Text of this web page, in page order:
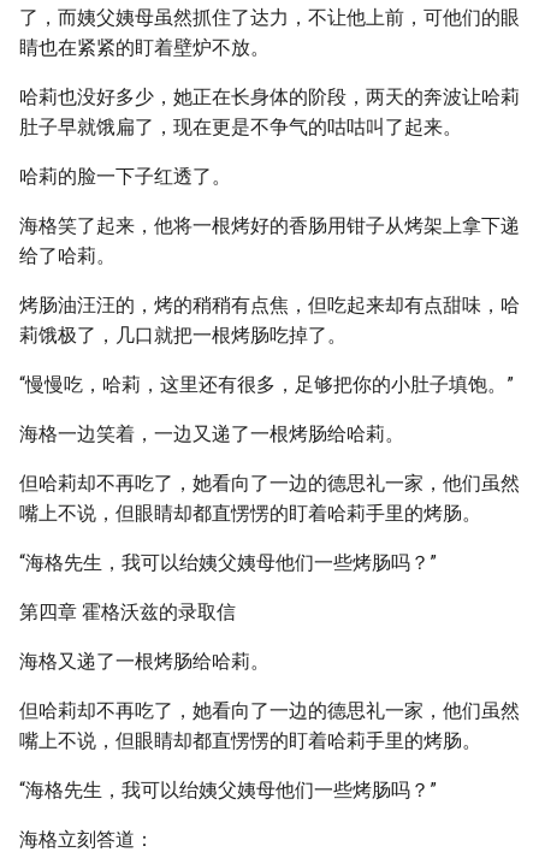
了，而姨父姨母虽然抓住了达力，不让他上前，可他们的眼
睛也在紧紧的盯着壁炉不放。
哈莉也没好多少，她正在长身体的阶段，两天的奔波让哈莉
肚子早就饿扁了，现在更是不争气的咕咕叫了起来。
哈莉的脸一下子红透了。
海格笑了起来，他将一根烤好的香肠用钳子从烤架上拿下递
给了哈莉。
烤肠油汪汪的，烤的稍稍有点焦，但吃起来却有点甜味，哈
莉饿极了，几口就把一根烤肠吃掉了。
“慢慢吃，哈莉，这里还有很多，足够把你的小肚子填饱。”
海格一边笑着，一边又递了一根烤肠给哈莉。
但哈莉却不再吃了，她看向了一边的德思礼一家，他们虽然
嘴上不说，但眼睛却都直愣愣的盯着哈莉手里的烤肠。
“海格先生，我可以绐姨父姨母他们一些烤肠吗？”
第四章 霍格沃兹的录取信
海格又递了一根烤肠给哈莉。
但哈莉却不再吃了，她看向了一边的德思礼一家，他们虽然
嘴上不说，但眼睛却都直愣愣的盯着哈莉手里的烤肠。
“海格先生，我可以绐姨父姨母他们一些烤肠吗？”
海格立刻答道：